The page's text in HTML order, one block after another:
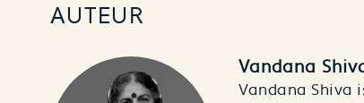
AUTEUR
Vandana
Vandana Shiva